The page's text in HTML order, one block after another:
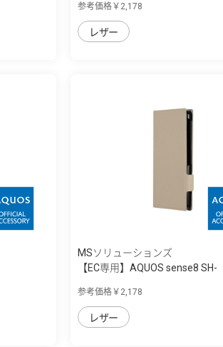
参考価格￥2,178
レザー
MSソリューションズ
【EC専用】AQUOS sense8 SH-
参考価格￥2,178
レザー